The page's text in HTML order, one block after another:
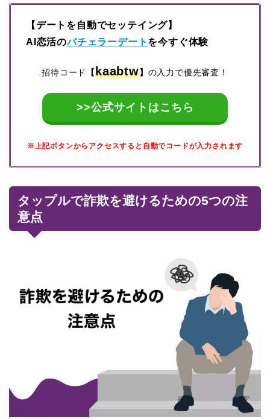
【デートを自動でセッテイング】
AI恋活のバチェラーデート を今すぐ体験
招待コード 【kaabtw】 の入力で優先審査！
>>公式サイトはこちら
※上記ボタンからアクセスすると自動でコードが入力されます
タップルで詐欺を避けるための5つの注
意点